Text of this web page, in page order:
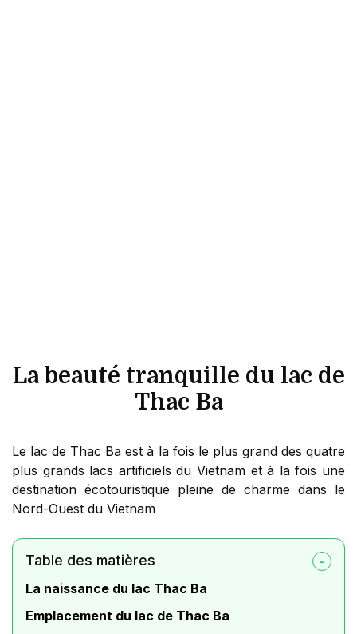
La beauté tranquille du lac de
Thac Ba
Le lac de Thac Ba est à la fois le plus grand des quatre
plus grands lacs artificiels du Vietnam et à la fois une
destination écotouristique pleine de charme dans le
Nord-Ouest du Vietnam
Table des matières
La naissance du lac Thac Ba
Emplacement du lac de Thac Ba